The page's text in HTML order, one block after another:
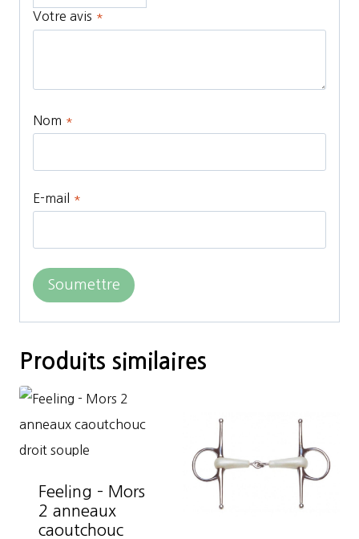
Votre avis *
Nom *
E-mail *
Produits similaires
Feeling – Mors
2 anneaux
caoutchouc